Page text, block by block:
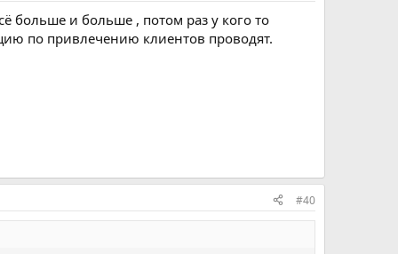
больше и больше , потом раз у кого то
по привлечению клиентов проводят.
#40